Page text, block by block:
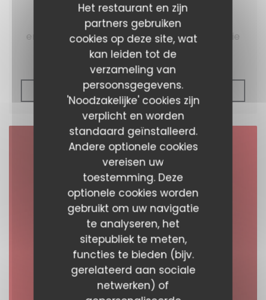
Het restaurant en zijn
partners gebruiken
cookies op deze site, wat
kan leiden tot de
verzameling van
persoonsgegevens.
'Noodzakelijke' cookies zijn
verplicht en worden
standaard geïnstalleerd.
Andere optionele cookies
vereisen uw
toestemming. Deze
optionele cookies worden
gebruikt om uw navigatie
te analyseren, het
sitepubliek te meten,
functies te bieden (bijv.
gerelateerd aan sociale
netwerken) of
Dans son restaurant nantais, Flore Lelièvre
emploie des personnes porteuses de trisomie
21.
LEES HET ARTIKEL((OPENT IN EEN NIEUW